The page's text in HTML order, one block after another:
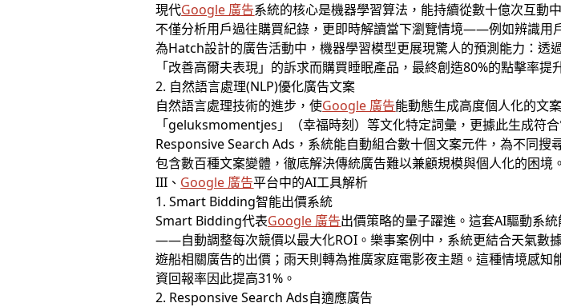
現代Google 廣告系統的核心是機器學習算法，能持續從數十億次互動
不僅分析用戶過往購買紀錄，更即時解讀當下瀏覽情境——例如辨識
為Hatch設計的廣告活動中，機器學習模型更展現驚人的預測能力：透
「改善高爾夫表現」的訴求而購買睡眠產品，最終創造80%的點擊率提
2. 自然語言處理(NLP)優化廣告文案
自然語言處理技術的進步，使Google 廣告能動態生成高度個人化的文
「geluksmomentjes」（幸福時刻）等文化特定詞彙，更據此生成符
Responsive Search Ads，系統能自動組合數十個文案元件，為不同
包含數百種文案變體，徹底解決傳統廣告難以兼顧規模與個人化的困境。
III、 Google 廣告平台中的AI工具解析
1. Smart Bidding智能出價系統
Smart Bidding代表Google 廣告出價策略的量子躍進。這套AI驅動系
——自動調整每次競價以最大化ROI。樂事案例中，系統更結合天氣數
遊船相關廣告的出價；雨天則轉為推廣家庭電影夜主題。這種情境感
資回報率因此提高31%。
2. Responsive Search Ads自適應廣告